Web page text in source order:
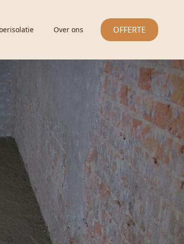
Over ons OFFERTE